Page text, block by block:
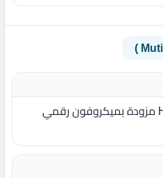
كاميرا HP Wide Vision HD مزودة بميكروفون رقمي